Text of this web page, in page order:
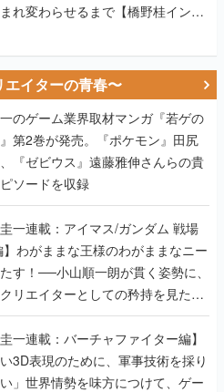
れ変わらせるまで【橋野桂インタ
イターの青春〜
のゲーム業界取材マンガ『若ゲの
第2巻が発売。『ポケモン』田尻
『ゼビウス』遠藤雅伸さんらの貴
ソードを収録
一連載：アイマス/ガンダム 戦場
わがままな王様のわがままなニー
す！──小山順一朗が貫く姿勢に、
リエイターとしての矜持を見た
いたり最終回】
圭一連載：バーチャファイター編】
い3D表現のために、軍事技術を採り
」世界情勢を味方につけて、ゲー